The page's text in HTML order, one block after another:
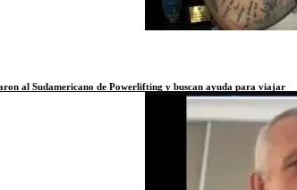
al Sudamericano de Powerlifting y buscan ayuda para viajar